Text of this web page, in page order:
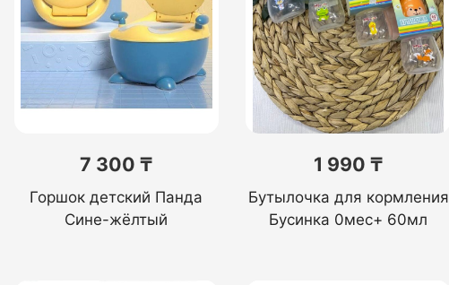
7 300 ₸
Горшок детский Панда
Сине-жёлтый
1 990 ₸
Бутылочка для кормления
Бусинка 0мес+ 60мл